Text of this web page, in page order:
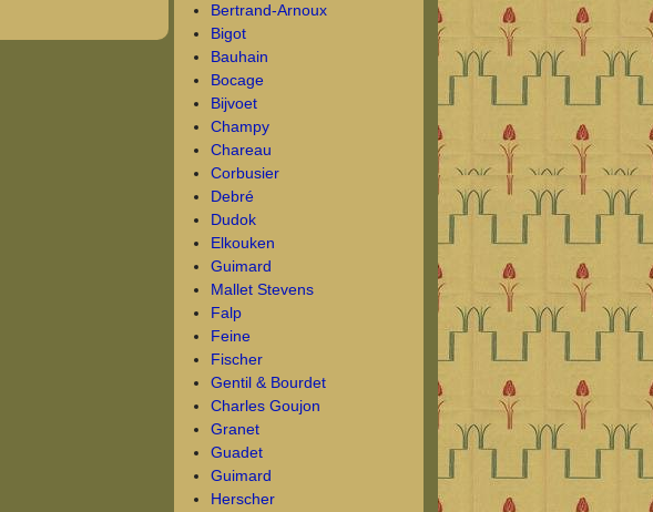
Bertrand-Arnoux
Bigot
Bauhain
Bocage
Bijvoet
Champy
Chareau
Corbusier
Debré
Dudok
Elkouken
Guimard
Mallet Stevens
Falp
Feine
Fischer
Gentil & Bourdet
Charles Goujon
Granet
Guadet
Guimard
Herscher